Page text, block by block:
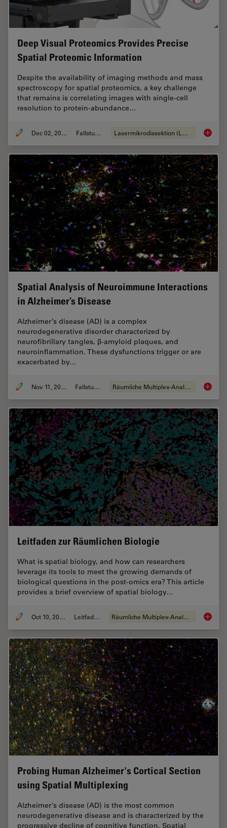
Deep Visual Proteomics Provides Precise
Spatial Proteomic Information
Despite the availability of imaging methods and mass
spectroscopy for spatial proteomics, a key challenge
that remains is correlating images with single-cell
resolution to protein-abundance…
Dec 02, 2024 Fallstudie Lasermikrodissektion (LMD) Deep
Spatial Analysis of Neuroimmune Interactions
in Alzheimer’s Disease
Alzheimer’s disease (AD) is a complex
neurodegenerative disorder characterized by
neurofibrillary tangles, β-amyloid plaques, and
neuroinflammation. These dysfunctions trigger or are
exacerbated by…
Nov 11, 2024 Fallstudie Räumliche Multiplex-Analyse Spatial
Leitfaden zur Räumlichen Biologie
What is spatial biology, and how can researchers
leverage its tools to meet the growing demands of
biological questions in the post-omics era? This article
provides a brief overview of spatial biology…
Oct 10, 2024 Leitfaden Räumliche Multiplex-Analyse
Probing Human Alzheimer's Cortical Section
using Spatial Multiplexing
Alzheimer’s disease (AD) is the most common
neurodegenerative disease and is characterized by the
progressive decline of cognitive function. Spatial